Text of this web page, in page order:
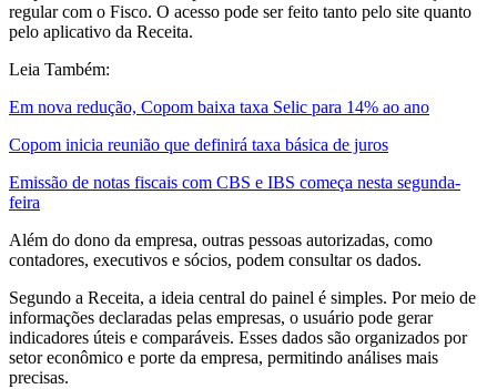
regular com o Fisco. O acesso pode ser feito tanto pelo site quanto
pelo aplicativo da Receita.
Leia Também:
Em nova redução, Copom baixa taxa Selic para 14% ao ano
Copom inicia reunião que definirá taxa básica de juros
Emissão de notas fiscais com CBS e IBS começa nesta segunda-
feira
Além do dono da empresa, outras pessoas autorizadas, como
contadores, executivos e sócios, podem consultar os dados.
Segundo a Receita, a ideia central do painel é simples. Por meio de
informações declaradas pelas empresas, o usuário pode gerar
indicadores úteis e comparáveis. Esses dados são organizados por
setor econômico e porte da empresa, permitindo análises mais
precisas.